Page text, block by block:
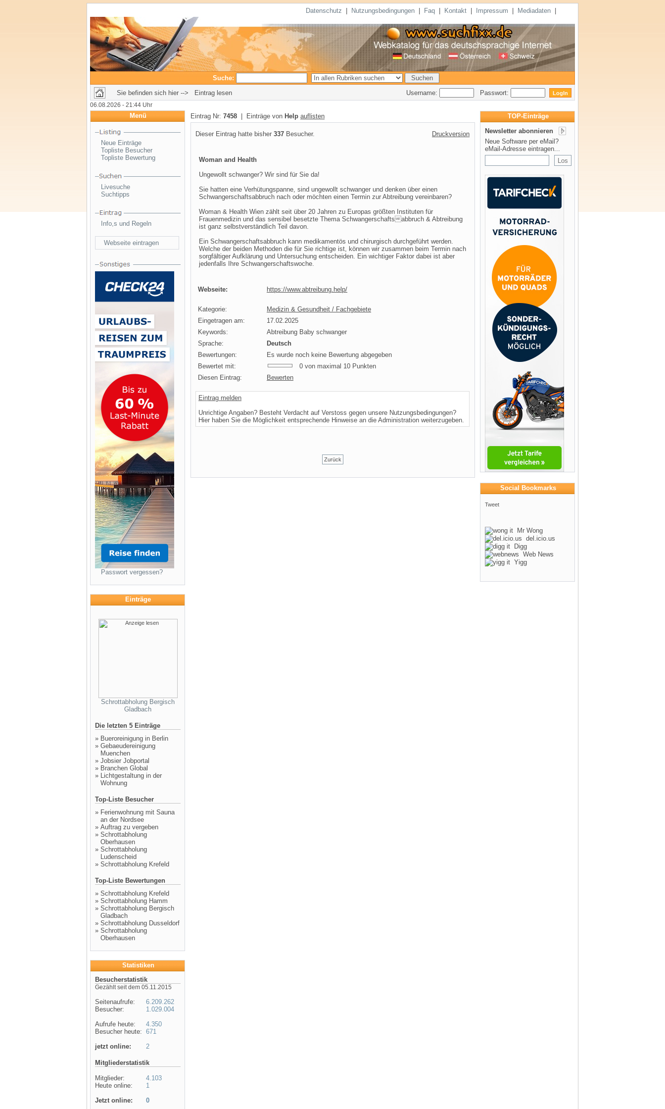
Datenschutz Nutzungsbedingungen Faq Kontakt Impressum Mediadaten
Suche:
Sie befinden sich hier --> Eintrag lesen
Username: Passwort:
06.08.2026 - 21:44 Uhr
Menü
Neue Einträge
Topliste Besucher
Topliste Bewertung
Livesuche
Suchtipps
Info,s und Regeln
Webseite eintragen
Passwort vergessen?
Einträge
Schrottabholung Bergisch
Gladbach
Die letzten 5 Einträge
» Bueroreinigung in Berlin
» Gebaeudereinigung
Muenchen
» Jobsier Jobportal
» Branchen Global
» Lichtgestaltung in der
Wohnung
Top-Liste Besucher
» Ferienwohnung mit Sauna
an der Nordsee
» Auftrag zu vergeben
» Schrottabholung
Oberhausen
» Schrottabholung
Ludenscheid
» Schrottabholung Krefeld
Top-Liste Bewertungen
» Schrottabholung Krefeld
» Schrottabholung Hamm
» Schrottabholung Bergisch
Gladbach
» Schrottabholung Dusseldorf
» Schrottabholung
Oberhausen
Statistiken
Besucherstatistik
Gezählt seit dem 05.11.2015
Seitenaufrufe:
Besucher:
Aufrufe heute:
Besucher heute:
jetzt online:
6.209.262
1.029.004
4.350
671
2
Mitgliederstatistik
Mitglieder:
Heute online:
4.103
1
Jetzt online:
0
Eintrag Nr: 7458 | Einträge von Help auflisten
Dieser Eintrag hatte bisher 337 Besucher. Druckversion
Woman and Health
Ungewollt schwanger? Wir sind für Sie da!
Sie hatten eine Verhütungspanne, sind ungewollt schwanger und denken über einen
Schwangerschaftsabbruch nach oder möchten einen Termin zur Abtreibung vereinbaren?
Woman & Health Wien zählt seit über 20 Jahren zu Europas größten Instituten für
Frauenmedizin und das sensibel besetzte Thema Schwangerschaftsabbruch & Abtreibung
ist ganz selbstverständlich Teil davon.
Ein Schwangerschaftsabbruch kann medikamentös und chirurgisch durchgeführt werden.
Welche der beiden Methoden die für Sie richtige ist, können wir zusammen beim Termin nach
sorgfältiger Aufklärung und Untersuchung entscheiden. Ein wichtiger Faktor dabei ist aber
jedenfalls Ihre Schwangerschaftswoche.
Webseite: https://www.abtreibung.help/
Kategorie:
Medizin & Gesundheit / Fachgebiete
Eingetragen am:
17.02.2025
Keywords:
Abtreibung Baby schwanger
Sprache:
Deutsch
Bewertungen:
Es wurde noch keine Bewertung abgegeben
Bewertet mit:
0 von maximal 10 Punkten
Diesen Eintrag:
Bewerten
Eintrag melden
Unrichtige Angaben? Besteht Verdacht auf Verstoss gegen unsere Nutzungsbedingungen?
Hier haben Sie die Möglichkeit entsprechende Hinweise an die Administration weiterzugeben.
Zurück
TOP-Einträge
Newsletter abonnieren
Neue Software per eMail?
eMail-Adresse eintragen...
Social Bookmarks
Tweet
Mr Wong
del.icio.us
Digg
Web News
Yigg